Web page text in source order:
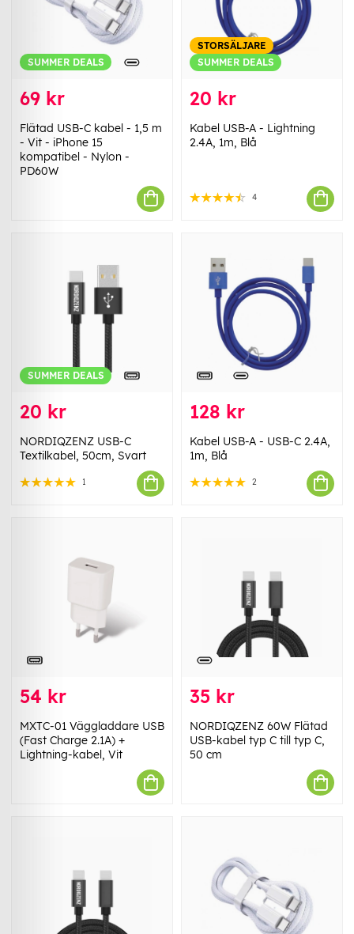
SUMMER DEALS
69 kr
Flätad USB-C kabel - 1,5 m
- Vit - iPhone 15
kompatibel - Nylon -
PD60W
STORSÄLJARE
SUMMER DEALS
20 kr
Kabel USB-A - Lightning
2.4A, 1m, Blå
4
SUMMER DEALS
20 kr
NORDIQZENZ USB-C
Textilkabel, 50cm, Svart
1
128 kr
Kabel USB-A - USB-C 2.4A,
1m, Blå
2
54 kr
MXTC-01 Väggladdare USB
(Fast Charge 2.1A) +
Lightning-kabel, Vit
35 kr
NORDIQZENZ 60W Flätad
USB-kabel typ C till typ C,
50 cm